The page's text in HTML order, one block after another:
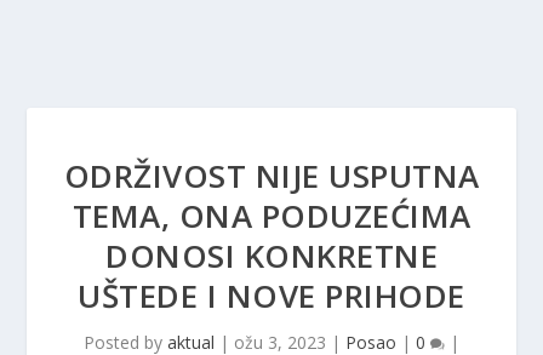
ODRŽIVOST NIJE USPUTNA
TEMA, ONA PODUZEĆIMA
DONOSI KONKRETNE
UŠTEDE I NOVE PRIHODE
Posted by aktual | ožu 3, 2023 | Posao | 0 |